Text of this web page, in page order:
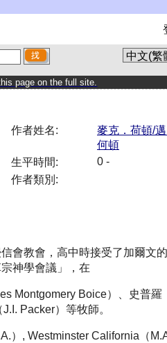
page on the full site.
作者姓名:
麥克．荷頓/
何頓
生平時間:
0 -
作者類別:
會教會，高中時接受了加爾文
神學會議」，在
Montgomery Boice）、史普羅
Packer）等牧師。
）, Westminster California（